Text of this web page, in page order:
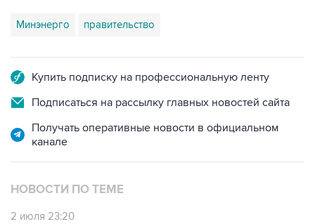
Минэнерго правительство
Купить подписку на профессиональную ленту
Подписаться на рассылку главных новостей сайта
Получать оперативные новости в официальном
канале
НОВОСТИ ПО ТЕМЕ
2 июля 23:20